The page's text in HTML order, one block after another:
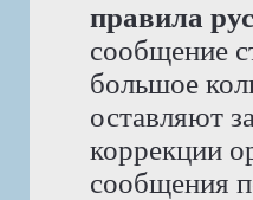
правила
сообщение
большое
оставляют
коррекции
сообщения